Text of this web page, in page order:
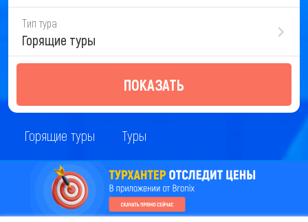
Тип тура
Горящие туры
ПОКАЗАТЬ
Горящие туры Туры